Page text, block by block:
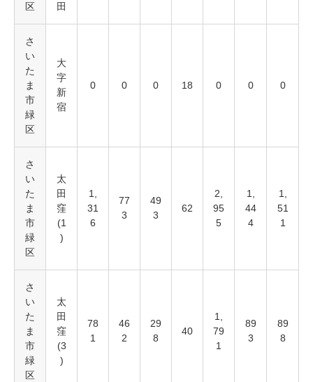
区
田
さ
い
た
ま
市
緑
区
大
字
新
宿
0 0 0 18 0 0 0
さ
い
た
ま
市
緑
区
太
田
窪
(1
)
1,
31
6
77
3
49
3
62
2,
95
5
1,
44
4
1,
51
1
さ
い
た
ま
市
緑
区
太
田
窪
(3
)
78
1
46
2
29
8
40
1,
79
1
89
3
89
8